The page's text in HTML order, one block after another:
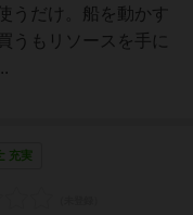
うだけ。船を動かす
うもリソースを手に
充実